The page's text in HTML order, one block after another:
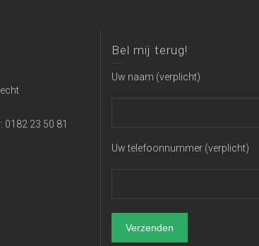
23 50 81
Bel mij terug!
Uw naam (verplicht)
Uw telefoonnummer (verplicht)